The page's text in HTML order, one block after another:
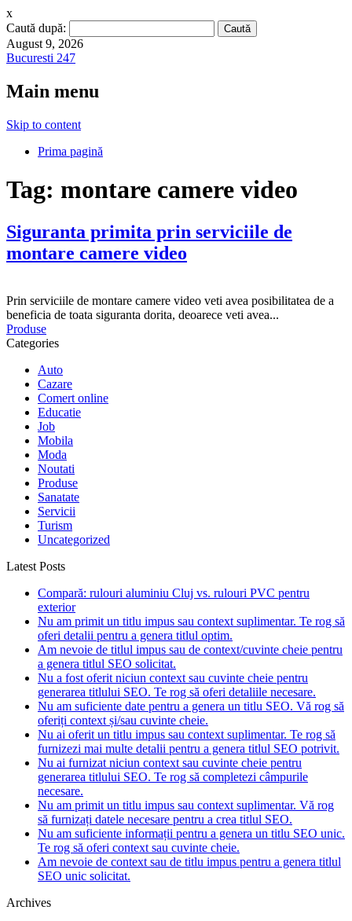
x
Caută după:
August 9, 2026
Bucuresti 247
Main menu
Skip to content
Prima pagină
Tag: montare camere video
Siguranta primita prin serviciile de
montare camere video
Prin serviciile de montare camere video veti avea posibilitatea de a
beneficia de toata siguranta dorita, deoarece veti avea...
Produse
Categories
Auto
Cazare
Comert online
Educatie
Job
Mobila
Moda
Noutati
Produse
Sanatate
Servicii
Turism
Uncategorized
Latest Posts
Compară: rulouri aluminiu Cluj vs. rulouri PVC pentru
exterior
Nu am primit un titlu impus sau context suplimentar. Te rog să
oferi detalii pentru a genera titlul optim.
Am nevoie de titlul impus sau de context/cuvinte cheie pentru
a genera titlul SEO solicitat.
Nu a fost oferit niciun context sau cuvinte cheie pentru
generarea titlului SEO. Te rog să oferi detaliile necesare.
Nu am suficiente date pentru a genera un titlu SEO. Vă rog să
oferiți context și/sau cuvinte cheie.
Nu ai oferit un titlu impus sau context suplimentar. Te rog să
furnizezi mai multe detalii pentru a genera titlul SEO potrivit.
Nu ai furnizat niciun context sau cuvinte cheie pentru
generarea titlului SEO. Te rog să completezi câmpurile
necesare.
Nu am primit un titlu impus sau context suplimentar. Vă rog
să furnizați datele necesare pentru a crea titlul SEO.
Nu am suficiente informații pentru a genera un titlu SEO unic.
Te rog să oferi context sau cuvinte cheie.
Am nevoie de context sau de titlu impus pentru a genera titlul
SEO unic solicitat.
Archives